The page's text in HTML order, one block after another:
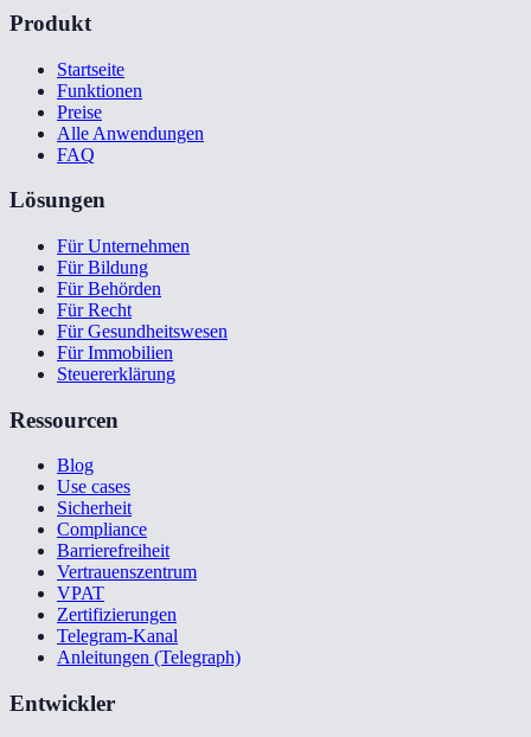
Produkt
Startseite
Funktionen
Preise
Alle Anwendungen
FAQ
Lösungen
Für Unternehmen
Für Bildung
Für Behörden
Für Recht
Für Gesundheitswesen
Für Immobilien
Steuererklärung
Ressourcen
Blog
Use cases
Sicherheit
Compliance
Barrierefreiheit
Vertrauenszentrum
VPAT
Zertifizierungen
Telegram-Kanal
Anleitungen (Telegraph)
Entwickler